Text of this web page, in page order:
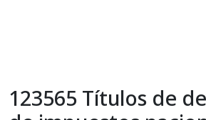
123565 Títulos de